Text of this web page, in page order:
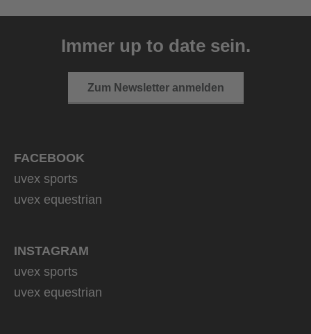
4 FarbvariantenImmer up to date sein.
Zum Newsletter anmelden
FACEBOOK
uvex sports
uvex equestrian
INSTAGRAM
uvex sports
uvex equestrian